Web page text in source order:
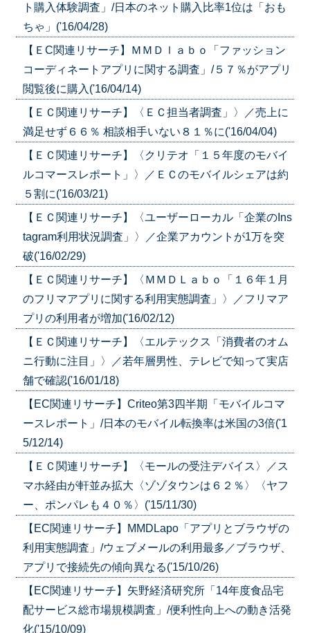
ト購入体験調査」/日本のネット購入比率1位は「おも
ちゃ」('16/04/28)
【ＥC関連リサーチ】ＭＭＤｌａｂｏ「ファッション
コーディネートアプリに関する調査」/５７％がアプリ
閲覧後に購入('16/04/14)
【ＥＣ関連リサーチ】〈ＥＣ担当者調査」〉／売上に
満足せず６６％ 相談相手いない８１％に('16/04/04)
【ＥＣ関連リサーチ】〈クリテオ「１５年度のモバイ
ルコマースレポート」〉／ＥＣのモバイルシェアは約
５割に('16/03/21)
【ＥＣ関連リサーチ】〈ユーザーローカル「企業のIns
tagram利用状況調査」〉／企業アカウントが1万を突
破('16/02/29)
【ＥＣ関連リサーチ】〈ＭＭＤＬａｂｏ「１６年１月
のフリマアプリに関する利用実態調査」〉／フリマア
プリの利用者が増加('16/02/12)
【ＥＣ関連リサーチ】〈エルテックス「消費者のオム
ニ行動に注目」〉／若年層男性、テレビで知って実店
舗で確認('16/01/18)
【EC関連リサーチ】Criteo第3四半期「モバイルコマ
ースレポート」/日本のモバイル転換率は米国の3倍('1
5/12/14)
【ＥＣ関連リサーチ】〈モールの受注デバイス〉／ス
マホ経由が軒並み拡大〈ゾゾタウンは６２％〉〈ヤフ
ー、ポンパレも４０％〉('15/11/30)
【EC関連リサーチ】MMDLapo「アプリとブラウザの
利用実態調査」/ウェブメールの利用最多／ブラウザ、
アプリで接続先の傾向異なる('15/10/26)
【EC関連リサーチ】矢野経済研究所「14年度食品宅
配サービス総市場規模調査」/便利性向上への動き活発
化('15/10/09)